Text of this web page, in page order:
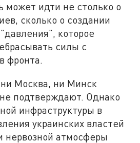
может идти не столько о
сколько о создании
которое
силы с
фронта.
Москва, ни Минск
подтверждают. Однако
инфраструктуры в
украинских властей
нервозной атмосферы